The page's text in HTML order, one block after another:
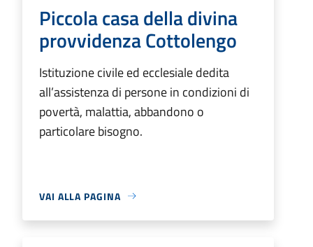
Piccola casa della divina
provvidenza Cottolengo
Istituzione civile ed ecclesiale dedita
all’assistenza di persone in condizioni di
povertà, malattia, abbandono o
particolare bisogno.
VAI ALLA PAGINA